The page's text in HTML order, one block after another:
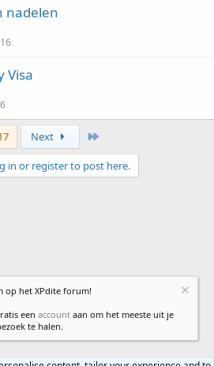
nadelen
Visa
Next
in or register to post here.
op het XPdite forum!
een account aan om het meeste uit je
te halen.